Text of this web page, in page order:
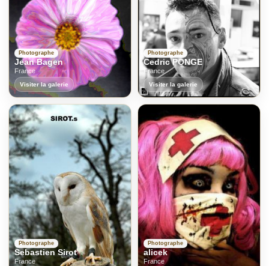
Photographe
Jean Bagen
France
Visiter la galerie
Photographe
Cedric PONGE
France
Visiter la galerie
Photographe
Sebastien Sirot
France
Photographe
alicek
France